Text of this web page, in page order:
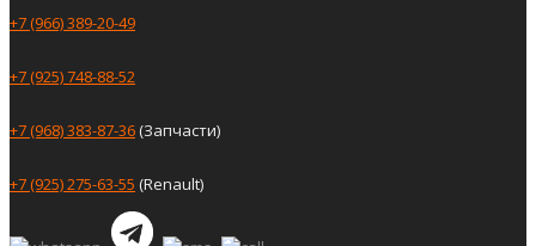
+7 (966) 389-20-49
+7 (925) 748-88-52
+7 (968) 383-87-36(Запчасти)
+7 (925) 275-63-55 (Renault)